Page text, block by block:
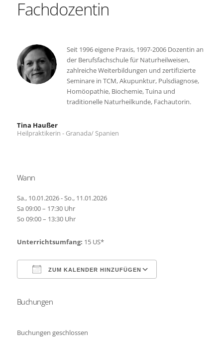
Fachdozentin
Seit 1996 eigene Praxis, 1997-2006 Dozentin an
der Berufsfachschule für Naturheilweisen,
zahlreiche Weiterbildungen und zertifizierte
Seminare in TCM, Akupunktur, Pulsdiagnose,
Homöopathie, Biochemie, Tuina und
traditionelle Naturheilkunde, Fachautorin.
Tina Haußer
Heilpraktikerin - Granada/ Spanien
Wann
Sa., 10.01.2026 - So., 11.01.2026
Sa 09:00 – 17:30 Uhr
So 09:00 – 13:30 Uhr
Unterrichtsumfang: 15 US*
ZUM KALENDER HINZUFÜGEN
ICS herunterladen
Buchungen
Buchungen geschlossen